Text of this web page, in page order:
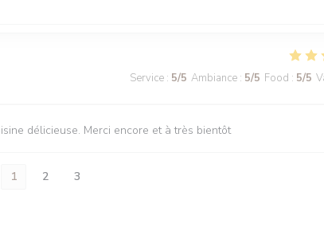
Service : 5/5 Ambiance : 5/5 Food : 5/5
délicieuse. Merci encore et à très bientôt
1 2 3